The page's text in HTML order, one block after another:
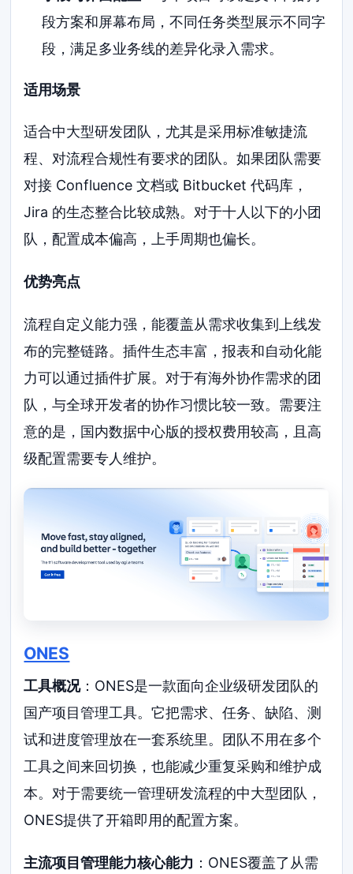
段方案和屏幕布局，不同任务类型展示不同字
段，满足多业务线的差异化录入需求。
适用场景
适合中大型研发团队，尤其是采用标准敏捷流
程、对流程合规性有要求的团队。如果团队需要
对接 Confluence 文档或 Bitbucket 代码库，
Jira 的生态整合比较成熟。对于十人以下的小团
队，配置成本偏高，上手周期也偏长。
优势亮点
流程自定义能力强，能覆盖从需求收集到上线发
布的完整链路。插件生态丰富，报表和自动化能
力可以通过插件扩展。对于有海外协作需求的团
队，与全球开发者的协作习惯比较一致。需要注
意的是，国内数据中心版的授权费用较高，且高
级配置需要专人维护。
ONES
工具概况：ONES是一款面向企业级研发团队的
国产项目管理工具。它把需求、任务、缺陷、测
试和进度管理放在一套系统里。团队不用在多个
工具之间来回切换，也能减少重复采购和维护成
本。对于需要统一管理研发流程的中大型团队，
ONES提供了开箱即用的配置方案。
主流项目管理能力核心能力 ：ONES覆盖了从需